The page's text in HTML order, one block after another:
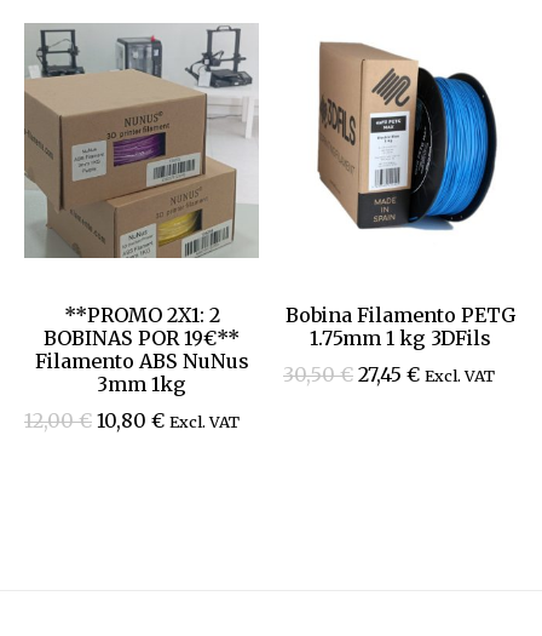
**PROMO 2X1: 2
BOBINAS POR 19€**
Filamento ABS NuNus
3mm 1kg
12,00€ 10,80 € Excl. VAT
Bobina Filamento PETG
1.75mm 1 kg 3DFils
30,50€ 27,45 € Excl. VAT